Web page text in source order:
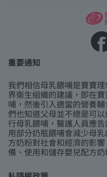
重要通知
我們相信母乳餵哺是寶寶
界衛生組織的建議，即在
哺，然後引入適當的營養
們也知道父母並不總是可
行母乳餵哺，醫護人員應
用部分奶瓶餵哺會減少母
方奶粉對社會和經濟的影
備、使用和儲存嬰兒配方